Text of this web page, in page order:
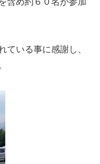
ている事に感謝し、